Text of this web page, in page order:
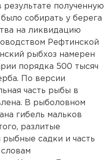
полученную
собирать у берега
на ликвидацию
Рефтинской
рыбхоз намерен
порядка 500 тысяч
По версии
часть рыбы в
В рыболовном
гибель мальков
разлитые
садки и часть